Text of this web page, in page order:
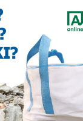
WCZEŚNIEJSZY ARTYKUŁ
dla
z KPO zasili
Chorób Serca